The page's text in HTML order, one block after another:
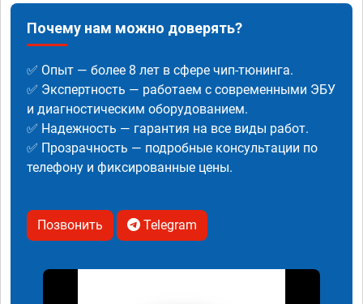
Почему нам можно доверять?
✅ Опыт — более 8 лет в сфере чип-тюнинга.
✅ Экспертность — работаем с современными ЭБУ
и диагностическим оборудованием.
✅ Надежность — гарантия на все виды работ.
✅ Прозрачность — подробные консультации по
телефону и фиксированные цены.
Позвонить Telegram